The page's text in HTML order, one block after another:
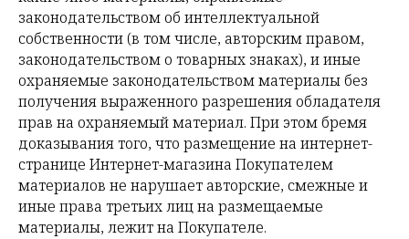
законодательством об интеллектуальной
собственности (в том числе, авторским правом,
законодательством о товарных знаках), и иные
охраняемые законодательством материалы без
получения выраженного разрешения обладателя
прав на охраняемый материал. При этом бремя
доказывания того, что размещение на интернет-
странице Интернет-магазина Покупателем
материалов не нарушает авторские, смежные и
иные права третьих лиц на размещаемые
материалы, лежит на Покупателе.